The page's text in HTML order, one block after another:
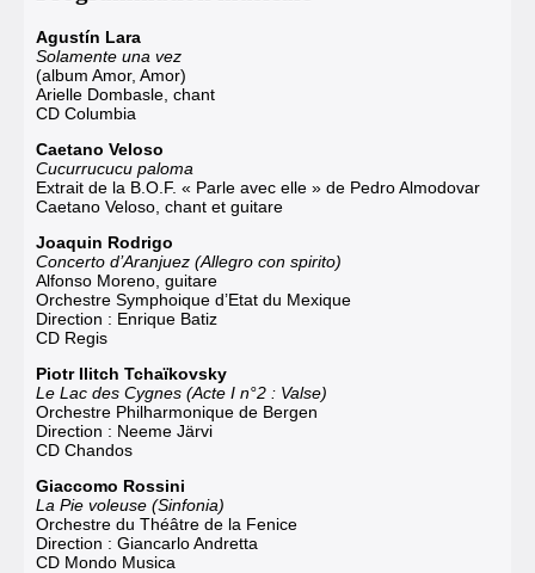
Agustín Lara
Solamente una vez
(album Amor, Amor)
Arielle Dombasle, chant
CD Columbia
Caetano Veloso
Cucurrucucu paloma
Extrait de la B.O.F. « Parle avec elle » de Pedro Almodovar
Caetano Veloso, chant et guitare
Joaquin Rodrigo
Concerto d’Aranjuez (Allegro con spirito)
Alfonso Moreno, guitare
Orchestre Symphoique d’Etat du Mexique
Direction : Enrique Batiz
CD Regis
Piotr Ilitch Tchaïkovsky
Le Lac des Cygnes (Acte I n°2 : Valse)
Orchestre Philharmonique de Bergen
Direction : Neeme Järvi
CD Chandos
Giaccomo Rossini
La Pie voleuse (Sinfonia)
Orchestre du Théâtre de la Fenice
Direction : Giancarlo Andretta
CD Mondo Musica